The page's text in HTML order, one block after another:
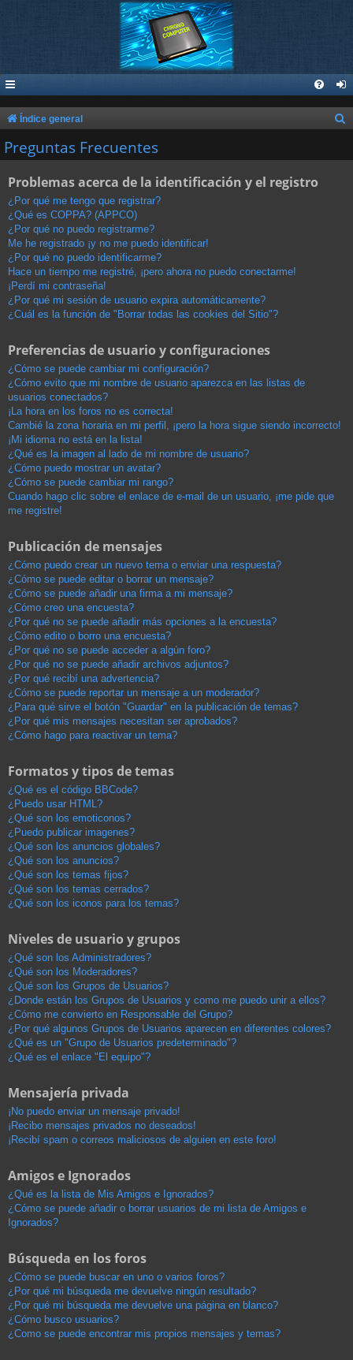
Índice general
s
Preguntas Frecuentes
Problemas acerca de la identificación y el registro
¿Por qué me tengo que registrar?
¿Qué es COPPA? (APPCO)
¿Por qué no puedo registrarme?
Me he registrado ¡y no me puedo identificar!
¿Por qué no puedo identificarme?
Hace un tiempo me registré, ¡pero ahora no puedo conectarme!
¡Perdí mi contraseña!
¿Por qué mi sesión de usuario expira automáticamente?
¿Cuál es la función de "Borrar todas las cookies del Sitio"?
Preferencias de usuario y configuraciones
¿Cómo se puede cambiar mi configuración?
¿Cómo evito que mi nombre de usuario aparezca en las listas de
usuarios conectados?
¡La hora en los foros no es correcta!
Cambié la zona horaria en mi perfil, ¡pero la hora sigue siendo incorrecto!
¡Mi idioma no está en la lista!
¿Qué es la imagen al lado de mi nombre de usuario?
¿Cómo puedo mostrar un avatar?
¿Cómo se puede cambiar mi rango?
Cuando hago clic sobre el enlace de e-mail de un usuario, ¡me pide que
me registre!
Publicación de mensajes
¿Cómo puedo crear un nuevo tema o enviar una respuesta?
¿Cómo se puede editar o borrar un mensaje?
¿Cómo se puede añadir una firma a mi mensaje?
¿Cómo creo una encuesta?
¿Por qué no se puede añadir más opciones a la encuesta?
¿Cómo edito o borro una encuesta?
¿Por qué no se puede acceder a algún foro?
¿Por qué no se puede añadir archivos adjuntos?
¿Por qué recibí una advertencia?
¿Cómo se puede reportar un mensaje a un moderador?
¿Para qué sirve el botón "Guardar" en la publicación de temas?
¿Por qué mis mensajes necesitan ser aprobados?
¿Cómo hago para reactivar un tema?
Formatos y tipos de temas
¿Qué es el código BBCode?
¿Puedo usar HTML?
¿Qué son los emoticonos?
¿Puedo publicar imagenes?
¿Qué son los anuncios globales?
¿Qué son los anuncios?
¿Qué son los temas fijos?
¿Qué son los temas cerrados?
¿Qué son los iconos para los temas?
Niveles de usuario y grupos
¿Qué son los Administradores?
¿Qué son los Moderadores?
¿Qué son los Grupos de Usuarios?
¿Donde están los Grupos de Usuarios y como me puedo unir a ellos?
¿Cómo me convierto en Responsable del Grupo?
¿Por qué algunos Grupos de Usuarios aparecen en diferentes colores?
¿Qué es un "Grupo de Usuarios predeterminado"?
¿Qué es el enlace "El equipo"?
Mensajería privada
¡No puedo enviar un mensaje privado!
¡Recibo mensajes privados no deseados!
¡Recibí spam o correos maliciosos de alguien en este foro!
Amigos e Ignorados
¿Qué es la lista de Mis Amigos e Ignorados?
¿Cómo se puede añadir o borrar usuarios de mi lista de Amigos e
Ignorados?
Búsqueda en los foros
¿Cómo se puede buscar en uno o varios foros?
¿Por qué mi búsqueda me devuelve ningún resultado?
¿Por qué mi búsqueda me devuelve una página en blanco?
¿Cómo busco usuarios?
¿Como se puede encontrar mis propios mensajes y temas?